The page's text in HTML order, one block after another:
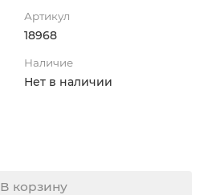
Артикул
18968
Наличие
Нет в наличии
В корзину